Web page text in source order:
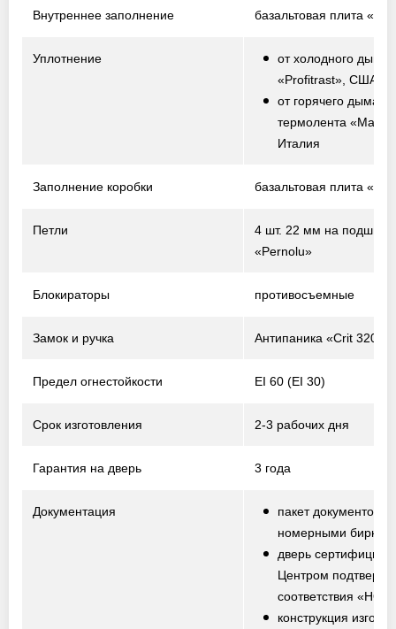
Внутреннее заполнение базальтовая плита
Уплотнение
от холодного дыма
«Profitrast», США
от горячего дыма –
термолента
Италия
Заполнение коробки базальтовая плита
Петли
4 шт. 22 мм на
«Pernolu»
Блокираторы противосъемные
Замок и ручка Антипаника «Crit 320-
Предел огнестойкости EI 60 (EI 30)
Срок изготовления 2-3 рабочих дня
Гарантия на дверь 3 года
Документация
пакет документов с
номерными
дверь
Центром
соответствия
конструкция